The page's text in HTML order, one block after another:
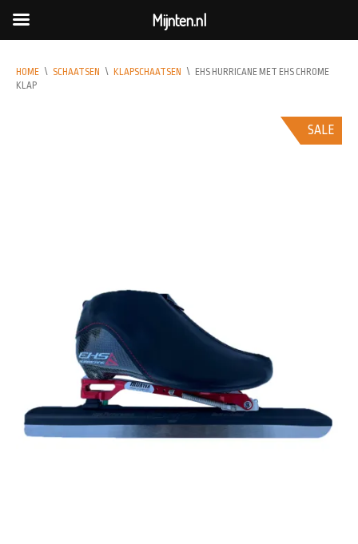
HOME \ SCHAATSEN \ KLAPSCHAATSEN \ EHS HURRICANE MET EHS CHROME
KLAP
SALE
Mijnten.nl